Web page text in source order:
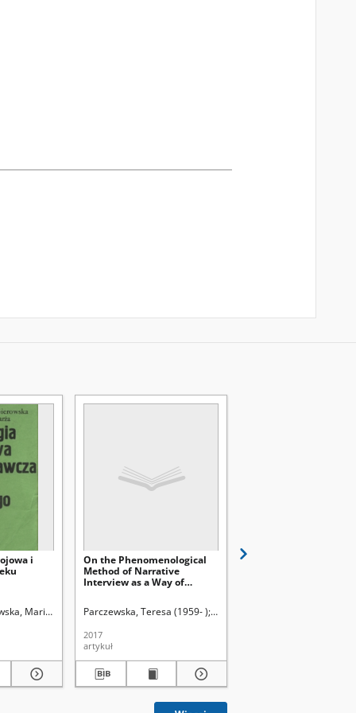
i
Maria (1920-1995) Makiełło-Jarża, Grażyna (1937- )
On the Phenomenological
Method of Narrative
Interview as a Way of
Parczewska, Teresa (1959- ) Parczewska, Teresa (1959-).
2017
artykuł